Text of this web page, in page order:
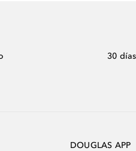
30
DOUGLAS APP